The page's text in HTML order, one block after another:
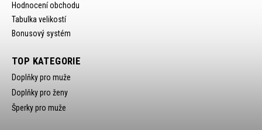
Hodnocení obchodu
Tabulka velikostí
Bonusový systém
TOP KATEGORIE
Doplňky pro muže
Doplňky pro ženy
Šperky pro muže